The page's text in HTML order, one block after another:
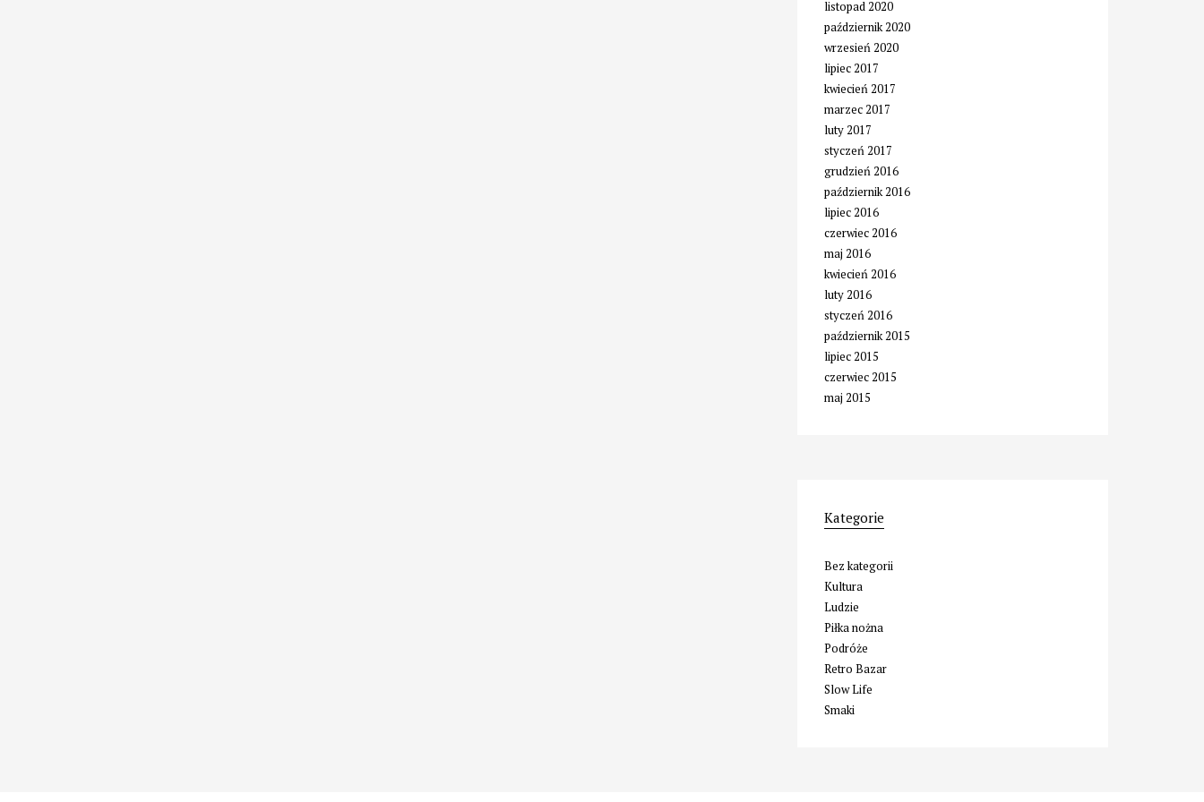
listopad 2020
październik 2020
wrzesień 2020
lipiec 2017
kwiecień 2017
marzec 2017
luty 2017
styczeń 2017
grudzień 2016
październik 2016
lipiec 2016
czerwiec 2016
maj 2016
kwiecień 2016
luty 2016
styczeń 2016
październik 2015
lipiec 2015
czerwiec 2015
maj 2015
Kategorie
Bez kategorii
Kultura
Ludzie
Piłka nożna
Podróże
Retro Bazar
Slow Life
Smaki